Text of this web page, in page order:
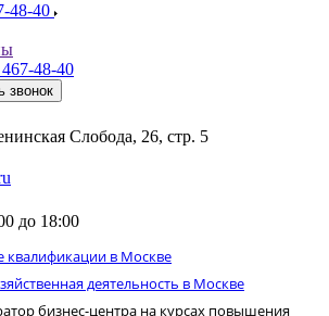
48-40
48-40
звонок
Слобода, 26, стр. 5
до 18:00
в Москве
деятельность в Москве
бизнес-центра на курсах повышения